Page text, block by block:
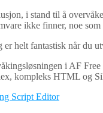
i stand til å
ikke finner, noe
helt fantastisk når du
i AF
kompleks HTML og
Script Editor